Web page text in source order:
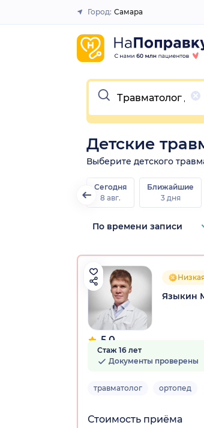
Закрыть
Город: Самара
Очистить
Детские
Выберите детского
Сегодня
8 авг.
Ближайшие
3 дня
5.0
2 отзыва
Языкин
Стаж 16 лет
Документы проверены
травматолог ортопед
Стоимость приёма